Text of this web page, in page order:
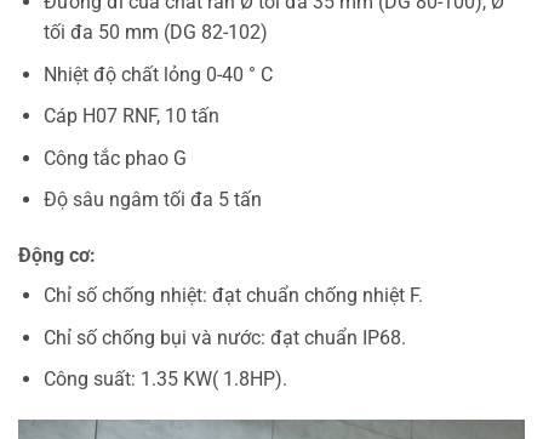
tối đa 50 mm (DG 82-102)
Nhiệt độ chất lỏng 0-40 ° C
Cáp H07 RNF, 10 tấn
Công tắc phao G
Độ sâu ngâm tối đa 5 tấn
Động cơ:
Chỉ số chống nhiệt: đạt chuẩn chống nhiệt F.
Chỉ số chống bụi và nước: đạt chuẩn IP68.
Công suất: 1.35 KW( 1.8HP).